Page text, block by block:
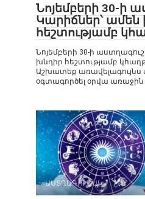
Նոյեմբերի 30-ի
Կարիճներ՝ ամեն
հեշտությամբ
Նոյեմբերի 30-ի
խնդիր հեշտությամբ
Աշխատեք առավելագույնս
օգտագործել օրվա առաջին
ԱՍՏՂԱԳՈՒՇԱԿ